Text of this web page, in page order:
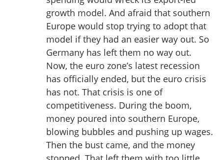
growth model. And afraid that southern
Europe would stop trying to adopt that
model if they had an easier way out. So
Germany has left them no way out.
Now, the euro zone’s latest recession
has officially ended, but the euro crisis
has not. That crisis is one of
competitiveness. During the boom,
money poured into southern Europe,
blowing bubbles and pushing up wages.
Then the bust came, and the money